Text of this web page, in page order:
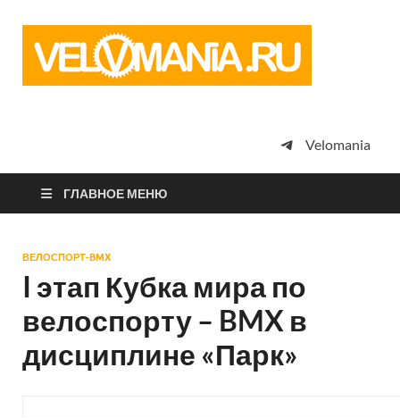
просто
Velomania
ГЛАВНОЕ МЕНЮ
ВЕЛОСПОРТ-BMX
I этап Кубка мира по
велоспорту – BMX в
дисциплине «Парк»